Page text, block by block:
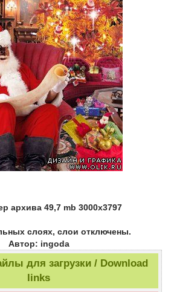
архива 49,7 mb 3000х3797
слоях, слои отключены.
Автор: ingoda
для загрузки / Download
links